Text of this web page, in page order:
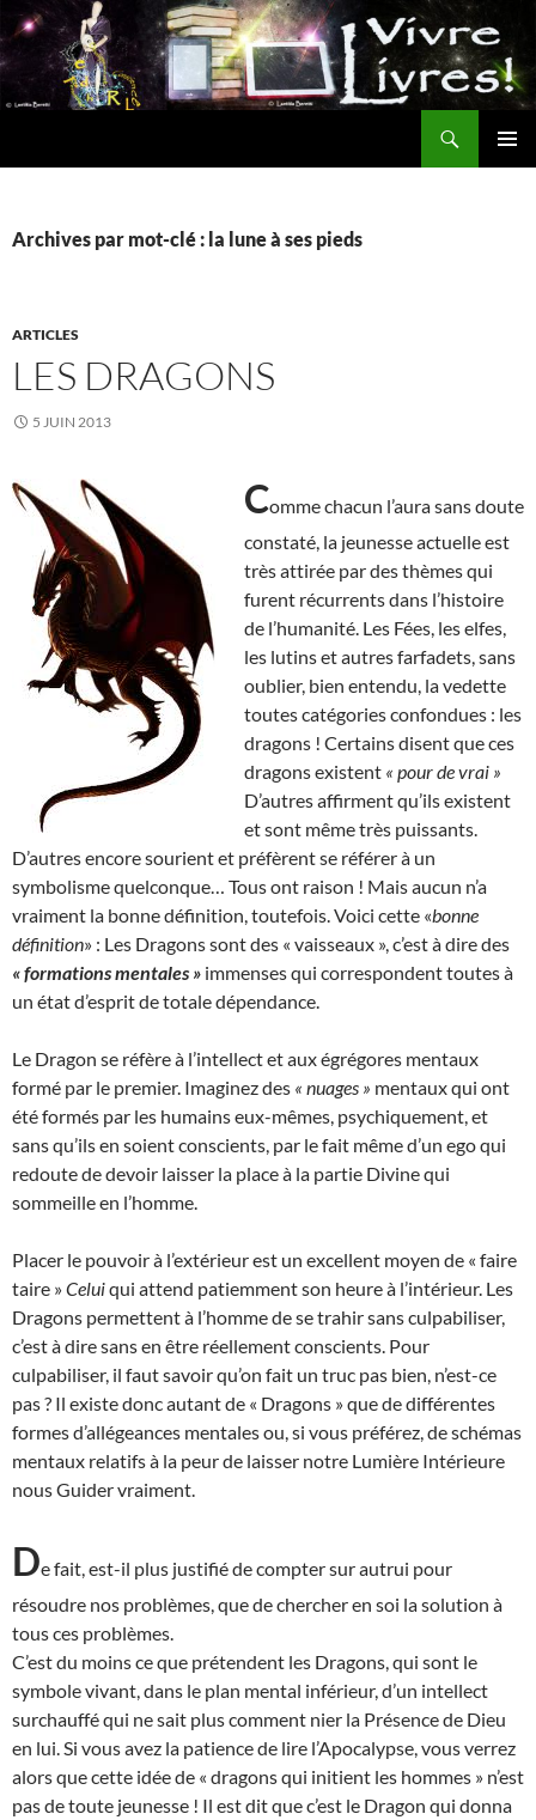
Aller
au
contenu
Archives par mot-clé : la lune à ses pieds
ARTICLES
LES DRAGONS
5 JUIN 2013
Comme chacun l’aura sans doute
constaté, la jeunesse actuelle est
très attirée par des thèmes qui
furent récurrents dans l’histoire
de l’humanité. Les Fées, les elfes,
les lutins et autres farfadets, sans
oublier, bien entendu, la vedette
toutes catégories confondues : les
dragons ! Certains disent que ces
dragons existent « pour de vrai »
D’autres affirment qu’ils existent
et sont même très puissants.
D’autres encore sourient et préfèrent se référer à un
symbolisme quelconque… Tous ont raison ! Mais aucun n’a
vraiment la bonne définition, toutefois. Voici cette «bonne
définition» : Les Dragons sont des « vaisseaux », c’est à dire des
« formations mentales » immenses qui correspondent toutes à
un état d’esprit de totale dépendance.
Le Dragon se réfère à l’intellect et aux égrégores mentaux
formé par le premier. Imaginez des « nuages » mentaux qui ont
été formés par les humains eux-mêmes, psychiquement, et
sans qu’ils en soient conscients, par le fait même d’un ego qui
redoute de devoir laisser la place à la partie Divine qui
sommeille en l’homme.
Placer le pouvoir à l’extérieur est un excellent moyen de « faire
taire »Celuiqui attend patiemment son heure à l’intérieur. Les
Dragons permettent à l’homme de se trahir sans culpabiliser,
c’est à dire sans en être réellement conscients. Pour
culpabiliser, il faut savoir qu’on fait un truc pas bien, n’est-ce
pas ? Il existe donc autant de « Dragons » que de différentes
formes d’allégeances mentales ou, si vous préférez, de schémas
mentaux relatifs à la peur de laisser notre Lumière Intérieure
nous Guider vraiment.
De fait, est-il plus justifié de compter sur autrui pour
résoudre nos problèmes, que de chercher en soi la solution à
tous ces problèmes.
C’est du moins ce que prétendent les Dragons, qui sont le
symbole vivant, dans le plan mental inférieur, d’un intellect
surchauffé qui ne sait plus comment nier la Présence de Dieu
en lui. Si vous avez la patience de lire l’Apocalypse, vous verrez
alors que cette idée de « dragons qui initient les hommes » n’est
pas de toute jeunesse ! Il est dit que c’est le Dragon qui donna